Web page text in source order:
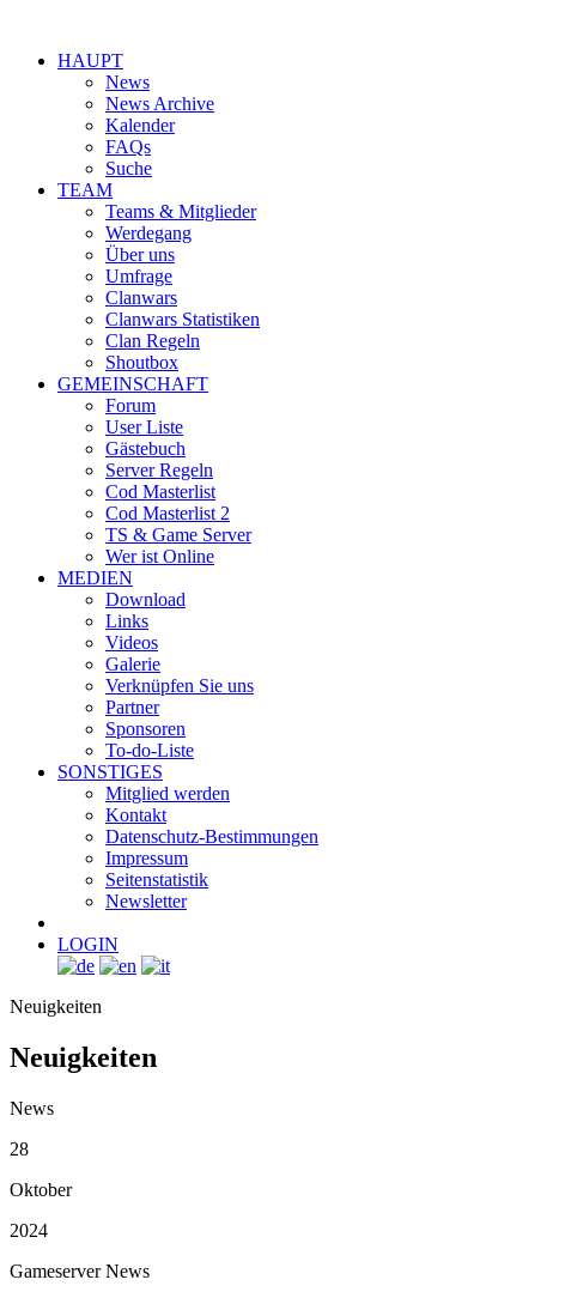
HAUPT
News
News Archive
Kalender
FAQs
Suche
TEAM
Teams & Mitglieder
Werdegang
Über uns
Umfrage
Clanwars
Clanwars Statistiken
Clan Regeln
Shoutbox
GEMEINSCHAFT
Forum
User Liste
Gästebuch
Server Regeln
Cod Masterlist
Cod Masterlist 2
TS & Game Server
Wer ist Online
MEDIEN
Download
Links
Videos
Galerie
Verknüpfen Sie uns
Partner
Sponsoren
To-do-Liste
SONSTIGES
Mitglied werden
Kontakt
Datenschutz-Bestimmungen
Impressum
Seitenstatistik
Newsletter
LOGIN
Neuigkeiten
Neuigkeiten
News
28
Oktober
2024
Gameserver News